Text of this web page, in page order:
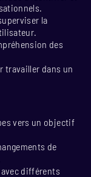
la
des
travailler dans un
vers un objectif
de
différents